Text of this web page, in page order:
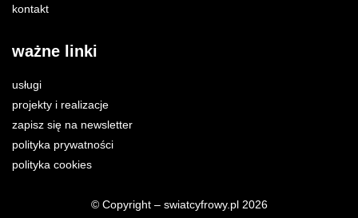
kontakt
ważne linki
usługi
projekty i realizacje
zapisz się na newsletter
polityka prywatności
polityka cookies
© Copyright – swiatcyfrowy.pl 2026